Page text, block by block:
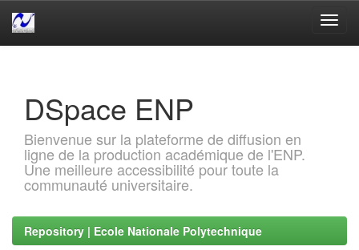
DSpace ENP
Bienvenue sur la plateforme de diffusion en
ligne de la production académique de l'ENP.
Une meilleure accessibilité pour toute la
communauté universitaire.
Repository | Ecole Nationale Polytechnique